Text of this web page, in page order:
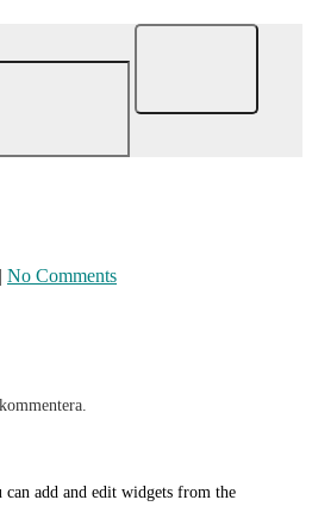
No Comments
add and edit widgets from the